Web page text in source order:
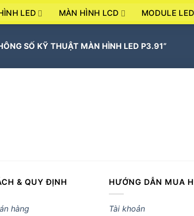
LED MÀN HÌNH LCD MODULE LED
SỐ KỸ THUẬT MÀN HÌNH LED P3.91”
& QUY ĐỊNH
hàng
HƯỚNG DẪN MUA
Tài khoản